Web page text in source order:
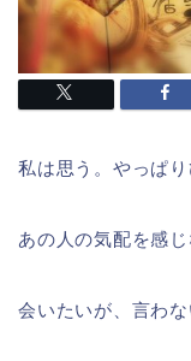
私は思う。やっぱ
あの人の気配を感
会いたいが、言わな